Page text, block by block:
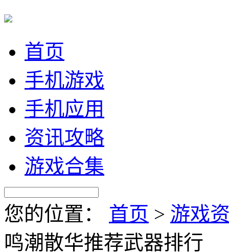
首页
手机游戏
手机应用
资讯攻略
游戏合集
您的位置： 首页 > 游戏
鸣潮散华推荐武器排行